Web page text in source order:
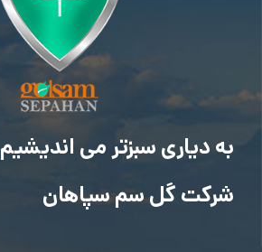
به دیاری سبزتر می اندیشیم
شرکت گل سم سپاهان